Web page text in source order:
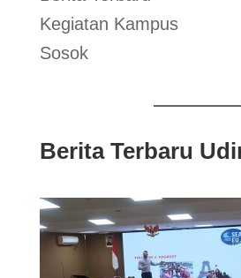
Kegiatan Kampus
Sosok
Berita Terbaru